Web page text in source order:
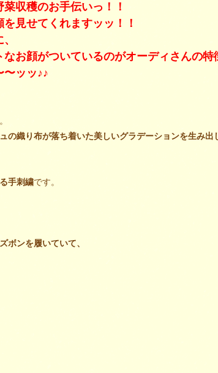
収穫のお手伝いっ！！
見せてくれますッッ！！
お顔がついているのがオーディさんの特
〜ッッ♪♪
の織り布が落ち着いた美しいグラデーションを生み出
手刺繍です。
ボンを履いていて、